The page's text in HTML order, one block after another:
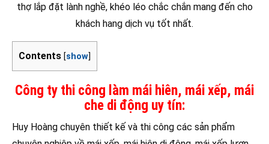
thợ lắp đặt lành nghề, khéo léo chắc chắn mang đến cho
khách hang dịch vụ tốt nhất.
Contents [show]
Công ty thi công làm mái hiên, mái xếp, mái
che di động uy tín:
Huy Hoàng chuyên thiết kế và thi công các sản phẩm